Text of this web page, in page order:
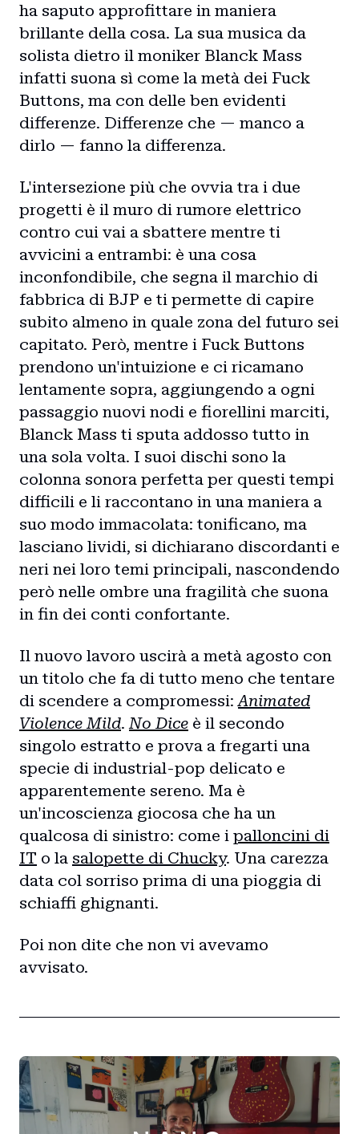
ha saputo approfittare in maniera
brillante della cosa. La sua musica da
solista dietro il moniker Blanck Mass
infatti suona sì come la metà dei Fuck
Buttons, ma con delle ben evidenti
differenze. Differenze che — manco a
dirlo — fanno la differenza.
L'intersezione più che ovvia tra i due
progetti è il muro di rumore elettrico
contro cui vai a sbattere mentre ti
avvicini a entrambi: è una cosa
inconfondibile, che segna il marchio di
fabbrica di BJP e ti permette di capire
subito almeno in quale zona del futuro sei
capitato. Però, mentre i Fuck Buttons
prendono un'intuizione e ci ricamano
lentamente sopra, aggiungendo a ogni
passaggio nuovi nodi e fiorellini marciti,
Blanck Mass ti sputa addosso tutto in
una sola volta. I suoi dischi sono la
colonna sonora perfetta per questi tempi
difficili e li raccontano in una maniera a
suo modo immacolata: tonificano, ma
lasciano lividi, si dichiarano discordanti e
neri nei loro temi principali, nascondendo
però nelle ombre una fragilità che suona
in fin dei conti confortante.
Il nuovo lavoro uscirà a metà agosto con
un titolo che fa di tutto meno che tentare
di scendere a compromessi:Animated
Violence Mild.No Dice è il secondo
singolo estratto e prova a fregarti una
specie di industrial-pop delicato e
apparentemente sereno. Ma è
un'incoscienza giocosa che ha un
qualcosa di sinistro: come i palloncini di
IT o la salopette di Chucky. Una carezza
data col sorriso prima di una pioggia di
schiaffi ghignanti.
Poi non dite che non vi avevamo
avvisato.